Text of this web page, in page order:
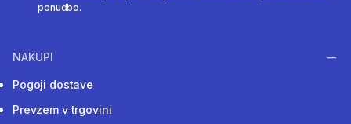
ponudbo.
NAKUPI
Pogoji dostave
Prevzem v trgovini